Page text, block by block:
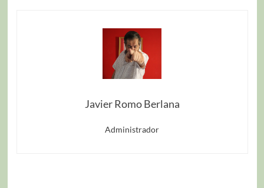
Javier Romo Berlana
Administrador